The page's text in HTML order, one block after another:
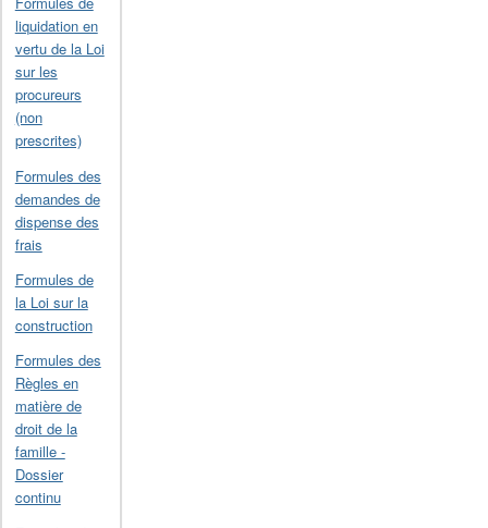
liquidation en
vertu de la Loi
sur les
procureurs
(non
prescrites)
Formules des
demandes de
dispense des
frais
Formules de
la Loi sur la
construction
Formules des
Règles en
matière de
droit de la
famille -
Dossier
continu